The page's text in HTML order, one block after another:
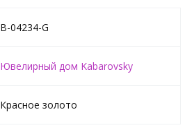
B-04234-G
Ювелирный дом Kabarovsky
Красное золото